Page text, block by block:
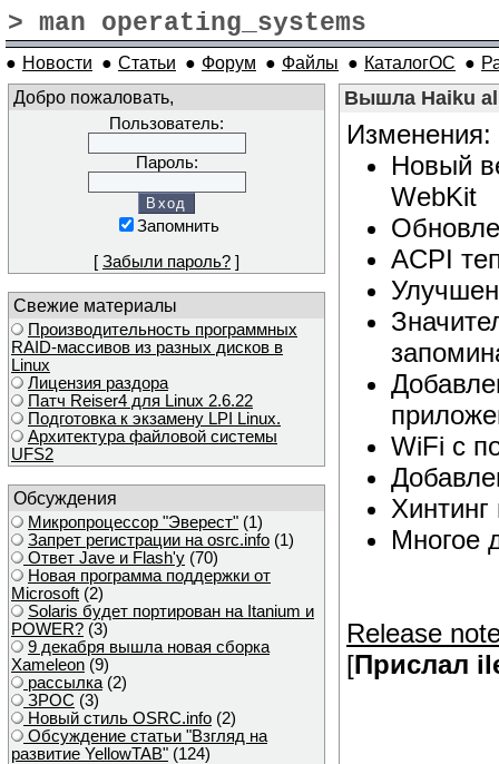
> man operating_systems
● Новости ● Статьи ● Форум ● Файлы ● КаталогОС ●
Добро пожаловать,
Пользователь:
Пароль:
Запомнить
[ Забыли пароль? ]
Свежие материалы
Производительность программных
RAID-массивов из разных дисков в
Linux
Лицензия раздора
Патч Reiser4 для Linux 2.6.22
Подготовка к экзамену LPI Linux.
Архитектура файловой системы
UFS2
Обсуждения
Микропроцессор "Эверест" (1)
Запрет регистрации на osrc.info (1)
Ответ Javе и Flash'у (70)
Новая программа поддержки от
Microsoft (2)
Solaris будет портирован на Itanium и
POWER? (3)
9 декабря вышла новая сборка
Xameleon (9)
рассылка (2)
ЗРОС (3)
Новый стиль OSRC.info (2)
Обсуждение статьи "Взгляд на
развитие YellowTAB" (124)
Вышла Haiku
Изменения:
Новый
WebKit
ACPI
WiFi с
Многое
Release
[Прислал